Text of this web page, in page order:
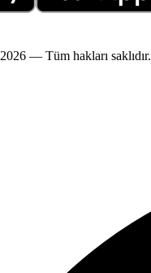
2026 — Tüm hakları saklıdır.